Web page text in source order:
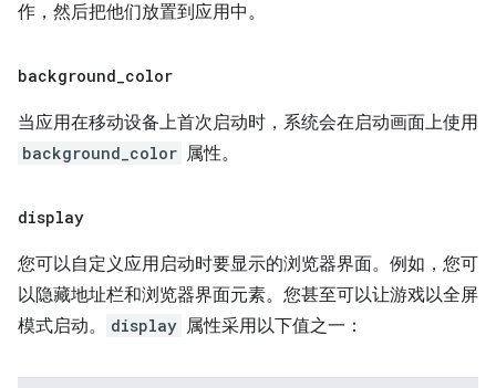
作，然后把他们放置到应用中。
background_color
当应用在移动设备上首次启动时，系统会在启动画面上使用
background_color 属性。
display
您可以自定义应用启动时要显示的浏览器界面。例如，您可
以隐藏地址栏和浏览器界面元素。您甚至可以让游戏以全屏
模式启动。
display 属性采用以下值之一：